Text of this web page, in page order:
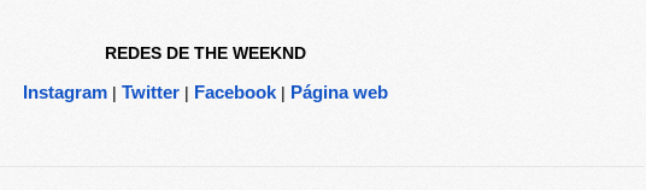
REDES DE THE WEEKND
Instagram| Twitter| Facebook| Página web